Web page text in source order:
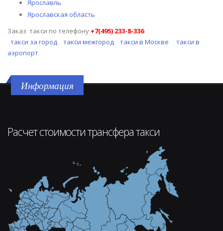
Ярославль
Ярославская область
Заказ такси по телефону +7(495) 233-8-336
такси за город
такси межгород такси в Москве
такси в
аэропорт
Информация
Расчет стоимости трансфера такси